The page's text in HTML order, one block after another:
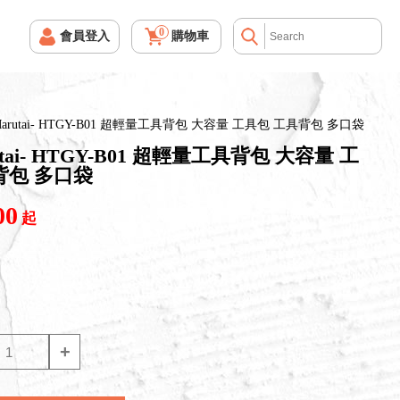
會員登入 0 購物車
HTGY-B01 超輕量工具背包 大容量 工具包 工具背包 多口袋
HTGY-B01 超輕量工具背包 大容量 工
包 多口袋
起
+